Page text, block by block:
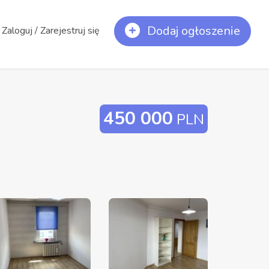
/ Zarejestruj się Dodaj ogłoszenie
450 000 PLN